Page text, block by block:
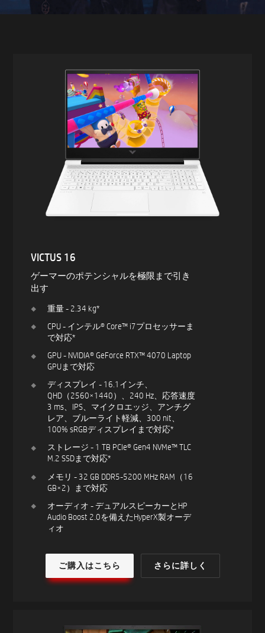
VICTUS 16
ゲーマーのポテンシャルを極限まで引き
出す
重量 - 2.34 kg*
CPU - インテル® Core™ i7プロセッサーま
で対応*
GPU - NVIDIA® GeForce RTX™ 4070 Laptop
GPUまで対応
ディスプレイ - 16.1インチ、
QHD（2560×1440）、240 Hz、応答速度
3 ms、IPS、マイクロエッジ、アンチグ
レア、ブルーライト軽減、300 nit、
100% sRGBディスプレイまで対応*
ストレージ - 1 TB PCIe® Gen4 NVMe™ TLC
M.2 SSDまで対応*
メモリ - 32 GB DDR5-5200 MHz RAM（16
GB×2）まで対応
オーディオ - デュアルスピーカーとHP
Audio Boost 2.0を備えたHyperX製オーデ
ィオ
ご購入はこちら さらに詳しく